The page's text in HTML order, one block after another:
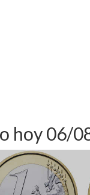
hoy 06/